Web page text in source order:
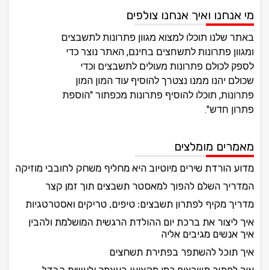
מי אנחנו ואיך אנחנו צולפים
באתר שלנו תוכלו למצוא מגוון פתרונות לתשבצים
ומגוון פתרונות לתשחצים בחינם, האתר נוצר כדי
לספק לכולם פתרונות מעולים לתשבצים וכדי
שכולם יהנו ממנו נצטרך להוסיף עוד המון המון
פתרונות, תוכלו להוסיף פתרונות מכפתור "הוספת
פתרון חדש".
מאמרים מומלצים
מדוע הורדת שירים מיוטיוב היא מחליף משחק לחובבי מוזיקה
המדריך השלם להפוך למאסטר תשבצים תוך זמן קצר
מדריך מקיף לפתרון תשבצים: טיפים, טריקים ואסטרטגיות
איך ליצור את ברכת יום ההולדת הרגשית המושלמת ולהבין
איך אנשים מגיבים אליה
איך תוכל להשתפר בפתירת תשחצים